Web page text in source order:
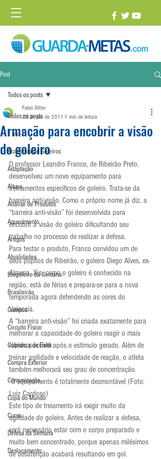
Post
Todos os posts
1 vs. 1
Academia de Goleiros
Adaptação
Altura
Análise de Produtos
Aquecimento
Artigos
Atualidades
Blogoleiro da Semana
Brasileirão
Campus
Circuito Físico
Cobrança de Falta
Compra Exterior
Comunicação
Copa do Mundo
Curso
Defesa da Semana
Deslocamento
Todos os posts
Armação para encobrir a visão
do goleiro
Fabio Ritter
23 de jun. de 2011 1 min de leitura
O professor Leandro Franco, de Ribeirão Preto,
desenvolveu um novo equipamento para
treinamentos específicos de goleiro. Trata-se da
barreira anti-visão. Como o próprio nome já diz, a
“barreira anti-visão” foi desenvolvida para
encobrir a visão do goleiro dificultando seu
trabalho no processo de realizar a defesa.
Para testar o produto, Franco convidou um de
seus pupilos de Ribeirão, o goleiro Diego Alves, ex-
Almeria. Xis, como o goleiro é conhecido na
região, está de férias e prepara-se para a nova
temporada agora defendendo as cores do
Valencia.
A “barreira anti-visão” foi criada exatamente para
melhorar a capacidade do goleiro reagir o mais
rápido possível após o estímulo gerado. Além de
treinar agilidade e velocidade de reação, o atleta
também melhorará seu grau de concentração.
O equipamento é totalmente desmontável (Foto:
Luiz Cardoso)
Este tipo de treiamento irá exigir muito da
agilidade do goleiro. Antes de realizar a defesa,
será necessário estar com o corpo preparado e
muito bem concentrado, porque apenas milésimos
de desatenção acabará resultando em gol.